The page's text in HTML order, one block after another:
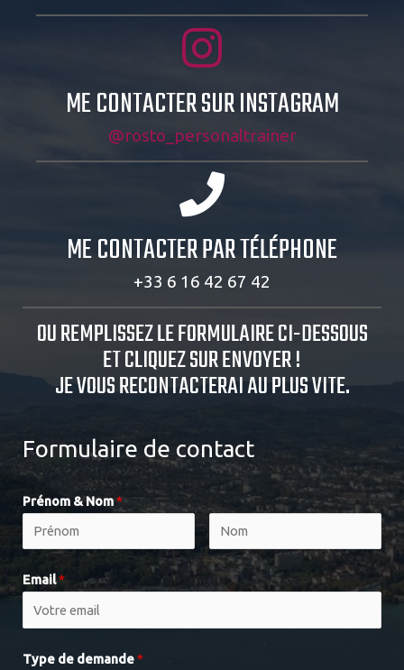
ME CONTACTER SUR INSTAGRAM
@rosto_personaltrainer
ME CONTACTER PAR TÉLÉPHONE
+33 6 16 42 67 42
OU REMPLISSEZ LE FORMULAIRE CI-DESSOUS
ET CLIQUEZ SUR ENVOYER !
JE VOUS RECONTACTERAI AU PLUS VITE.
Formulaire de contact
Prénom & Nom*
Email*
Type de demande*